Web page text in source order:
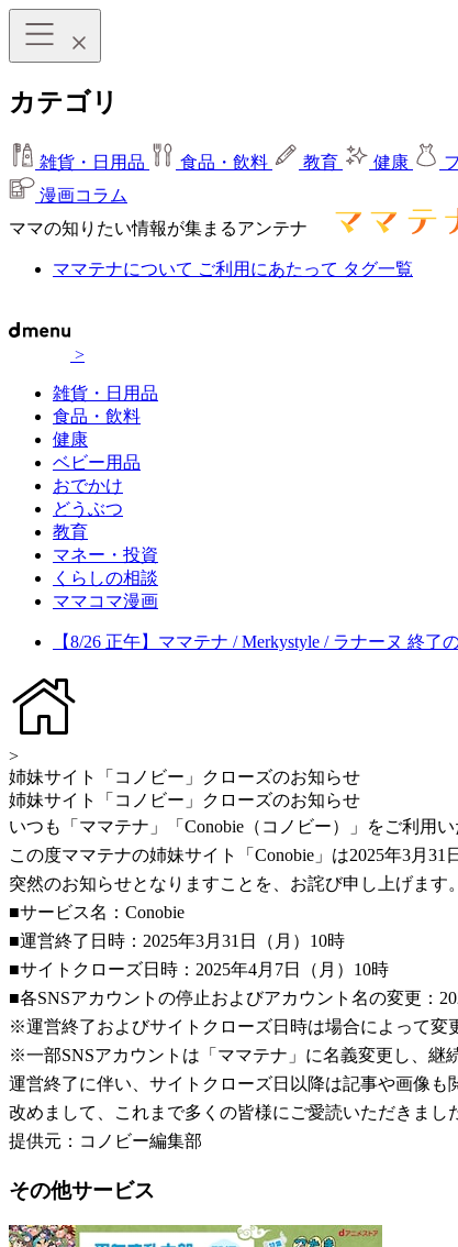
カテゴリ
雑貨・日用品 食品・飲料 教育 健康
漫画コラム
ママの知りたい情報が集まるアンテナ
ママテナについて ご利用にあたって タグ一覧
>
雑貨・日用品
食品・飲料
健康
ベビー用品
おでかけ
どうぶつ
教育
マネー・投資
くらしの相談
ママコマ漫画
【8/26 正午】ママテナ / Merkystyle / ラナーヌ 終了
>
姉妹サイト「コノビー」クローズのお知らせ
姉妹サイト「コノビー」クローズのお知らせ
いつも「ママテナ」「Conobie（コノビー）」をご利用
この度ママテナの姉妹サイト「Conobie」は2025年3月
突然のお知らせとなりますことを、お詫び申し上げます。
■サービス名：Conobie
■運営終了日時：2025年3月31日（月）10時
■サイトクローズ日時：2025年4月7日（月）10時
■各SNSアカウントの停止およびアカウント名の変更：
※運営終了およびサイトクローズ日時は場合によって変
※一部SNSアカウントは「ママテナ」に名義変更し、継
運営終了に伴い、サイトクローズ日以降は記事や画像も
改めまして、これまで多くの皆様にご愛読いただきまし
提供元：コノビー編集部
その他サービス